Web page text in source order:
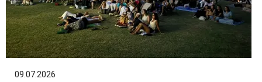
09.07.2026